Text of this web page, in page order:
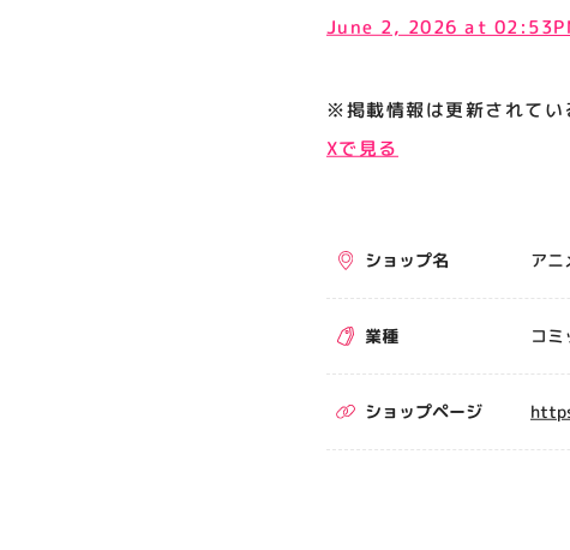
June 2, 2026 at
※掲載情報は更新されてい
Xで見る
ショップ名 アニ
業種 コ
ショップページ